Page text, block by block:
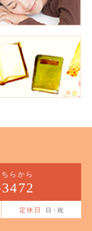
らから
定休日 日・祝